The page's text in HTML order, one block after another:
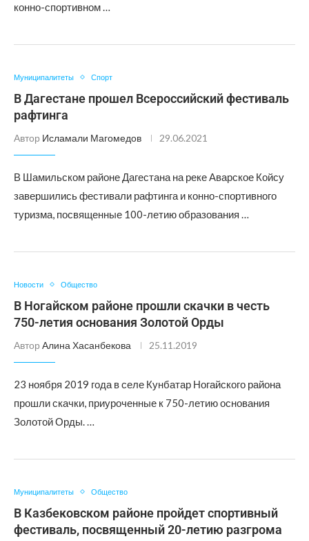
конно-спортивном …
Муниципалитеты Спорт
В Дагестане прошел Всероссийский фестиваль
рафтинга
Автор Исламали Магомедов 29.06.2021
В Шамильском районе Дагестана на реке Аварское Койсу
завершились фестивали рафтинга и конно-спортивного
туризма, посвященные 100-летию образования …
Новости Общество
В Ногайском районе прошли скачки в честь
750-летия основания Золотой Орды
Автор Алина Хасанбекова 25.11.2019
23 ноября 2019 года в селе Кунбатар Ногайского района
прошли скачки, приуроченные к 750-летию основания
Золотой Орды. …
Муниципалитеты Общество
В Казбековском районе пройдет спортивный
фестиваль, посвященный 20-летию разгрома